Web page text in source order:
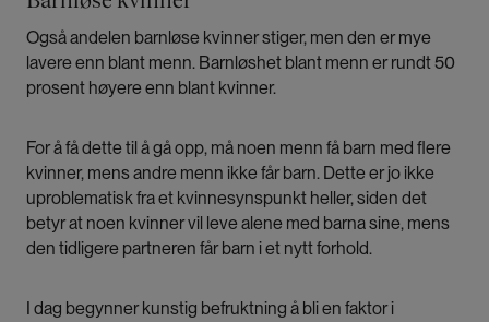
Også andelen barnløse kvinner stiger, men den er mye
lavere enn blant menn. Barnløshet blant menn er rundt 50
prosent høyere enn blant kvinner.
For å få dette til å gå opp, må noen menn få barn med flere
kvinner, mens andre menn ikke får barn. Dette er jo ikke
uproblematisk fra et kvinnesynspunkt heller, siden det
betyr at noen kvinner vil leve alene med barna sine, mens
den tidligere partneren får barn i et nytt forhold.
I dag begynner kunstig befruktning å bli en faktor i